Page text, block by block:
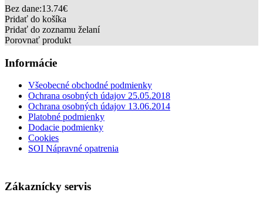
Bez dane:13.74€
Pridať do košíka
Pridať do zoznamu želaní
Porovnať produkt
Informácie
Všeobecné obchodné podmienky
Ochrana osobných údajov 25.05.2018
Ochrana osobných údajov 13.06.2014
Platobné podmienky
Dodacie podmienky
Cookies
SOI Nápravné opatrenia
Zákaznícky servis